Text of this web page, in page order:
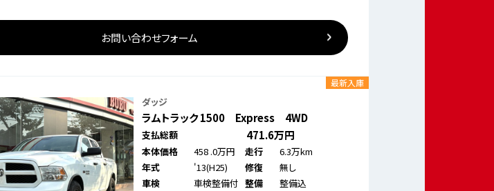
お問い合わせフォーム
ダッジ
ラムトラック 1500 Express 4WD
支払総額 471.6万円
本体価格 458.0万円 走行
6.3万km
年式
'13(H25) 修復
無し
車検
車検整備付 整備 整備込
最新入庫